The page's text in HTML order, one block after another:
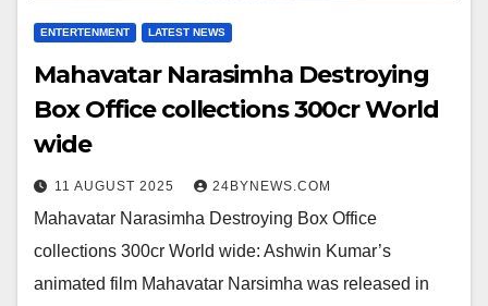
ENTERTENMENT LATEST NEWS
Mahavatar Narasimha Destroying
Box Office collections 300cr World
wide
11 AUGUST 2025 24BYNEWS.COM
Mahavatar Narasimha Destroying Box Office
collections 300cr World wide: Ashwin Kumar’s
animated film Mahavatar Narsimha was released in